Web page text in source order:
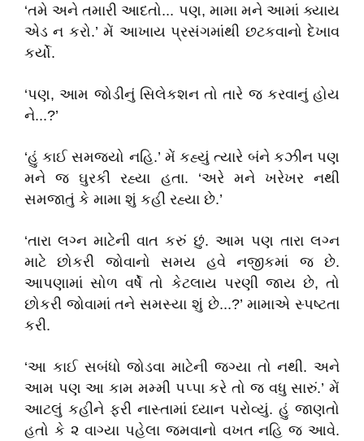
‘તમે અને તમારી આદતો... પણ, મામા મને આમાં ક્યાય
એડ ન કરો.’ મેં આખાય પ્રસંગમાંથી છટકવાનો દેખાવ
કર્યો.
‘પણ, આમ જોડીનું સિલેકશન તો તારે જ કરવાનું હોય
ને...?’
‘હું કાઈ સમજ્યો નહિ.’ મેં કહ્યું ત્યારે બંને કઝીન પણ
મને જ ઘુરકી રહ્યા હતા. ‘અરે મને ખરેખર નથી
સમજાતું કે મામા શું કહી રહ્યા છે.’
‘તારા લગ્ન માટેની વાત કરું છું. આમ પણ તારા લગ્ન
માટે છોકરી જોવાનો સમય હવે નજીકમાં જ છે.
આપણામાં સોળ વર્ષે તો કેટલાય પરણી જાય છે, તો
છોકરી જોવામાં તને સમસ્યા શું છે...?’ મામાએ સ્પષ્ટતા
કરી.
‘આ કાઈ સબંધો જોડવા માટેની જગ્યા તો નથી. અને
આમ પણ આ કામ મમ્મી પપ્પા કરે તો જ વધુ સારું.’ મેં
આટલું કહીને ફરી નાસ્તામાં ધ્યાન પરોવ્યું. હું જાણતો
હતો કે ૨ વાગ્યા પહેલા જમવાનો વખત નહિ જ આવે.